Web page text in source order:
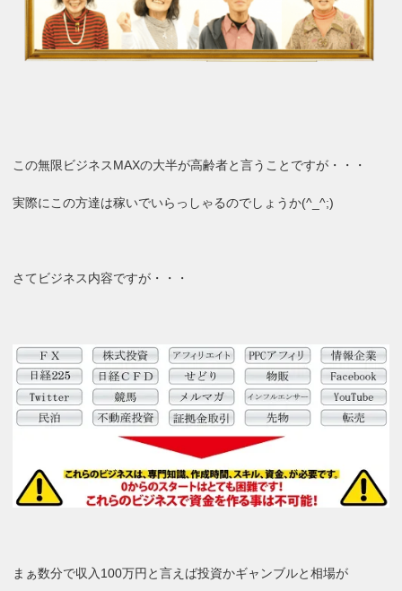
この無限ビジネスMAXの大半が高齢者と言うことですが・・・
実際にこの方達は稼いでいらっしゃるのでしょうか(^_^;)
さてビジネス内容ですが・・・
まぁ数分で収入100万円と言えば投資かギャンブルと相場が